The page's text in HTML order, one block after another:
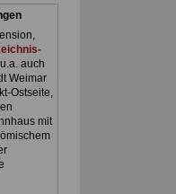
auch
Weimar
Ostseite,
mit